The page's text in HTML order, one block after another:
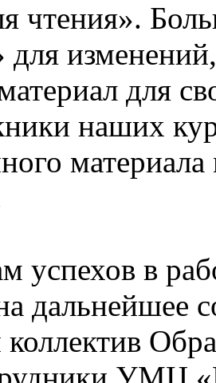
чтения».
для
для
наших
успехов в
дальнейшее